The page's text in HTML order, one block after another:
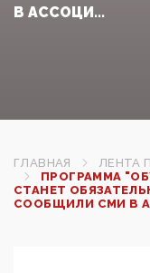
В АССОЦИ...
ГЛАВНАЯ
ЛЕНТА
ПРОГРАММА
СТАНЕТ
СООБЩИЛИ СМИ В